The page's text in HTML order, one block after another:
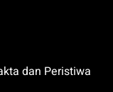
dan Peristiwa